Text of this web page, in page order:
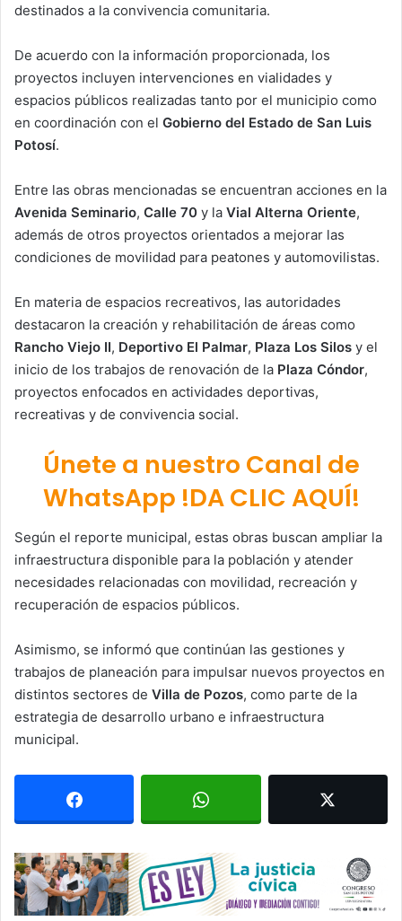
destinados a la convivencia comunitaria.
De acuerdo con la información proporcionada, los
proyectos incluyen intervenciones en vialidades y
espacios públicos realizadas tanto por el municipio como
en coordinación con el Gobierno del Estado de San Luis
Potosí.
Entre las obras mencionadas se encuentran acciones en la
Avenida Seminario, Calle 70 y la Vial Alterna Oriente,
además de otros proyectos orientados a mejorar las
condiciones de movilidad para peatones y automovilistas.
En materia de espacios recreativos, las autoridades
destacaron la creación y rehabilitación de áreas como
Rancho Viejo II, Deportivo El Palmar, Plaza Los Silos y el
inicio de los trabajos de renovación de la Plaza Cóndor,
proyectos enfocados en actividades deportivas,
recreativas y de convivencia social.
Únete a nuestro Canal de
WhatsApp !DA CLIC AQUÍ!
Según el reporte municipal, estas obras buscan ampliar la
infraestructura disponible para la población y atender
necesidades relacionadas con movilidad, recreación y
recuperación de espacios públicos.
Asimismo, se informó que continúan las gestiones y
trabajos de planeación para impulsar nuevos proyectos en
distintos sectores de Villa de Pozos, como parte de la
estrategia de desarrollo urbano e infraestructura
municipal.